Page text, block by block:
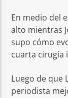
En medio del
alto mientras
supo cómo
cuarta cirugía
Luego de que
periodista